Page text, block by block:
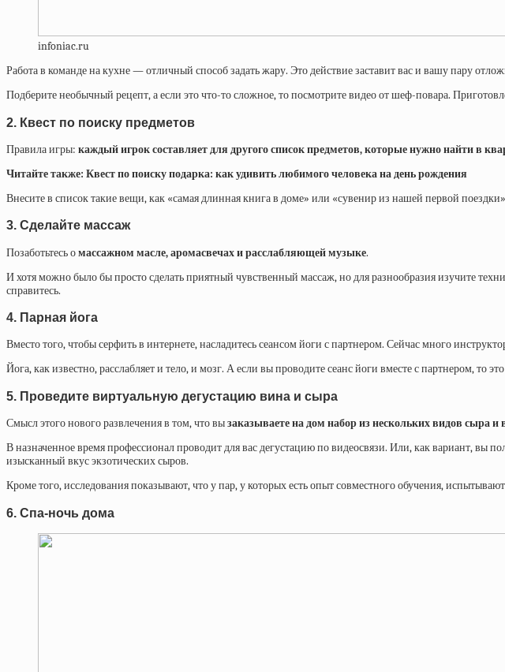
infoniac.ru
Работа в команде на кухне — отличный способ задать жару. Это действие заставит вас и вашу пару
Подберите необычный рецепт, а если это что-то сложное, то посмотрите видео от шеф-повара.
2. Квест по поиску предметов
Правила игры: каждый игрок составляет для другого список предметов, которые нужно найти в
Читайте также: Квест по поиску подарка: как удивить любимого человека на день рождения
Внесите в список такие вещи, как «самая длинная книга в доме» или «сувенир из нашей первой
3. Сделайте массаж
Позаботьтесь омассажном масле, аромасвечах и расслабляющей музыке.
И хотя можно было бы просто сделать приятный чувственный массаж, но для разнообразия изучите
справитесь.
4. Парная йога
Вместо того, чтобы серфить в интернете, насладитесь сеансом йоги с партнером. Сейчас много
Йога, как известно, расслабляет и тело, и мозг. А если вы проводите сеанс йоги вместе с партнером,
5. Проведите виртуальную дегустацию вина и сыра
Смысл этого нового развлечения в том, что вызаказываете на дом набор из нескольких видов сыра и
В назначенное время профессионал проводит для вас дегустацию по видеосвязи. Или, как вариант, вы
изысканный вкус экзотических сыров.
Кроме того, исследования показывают, что у пар, у которых есть опыт совместного обучения,
6. Спа-ночь дома